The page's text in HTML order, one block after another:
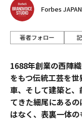
Forbes
著者フォロー
1688年創業の西陣
をもつ伝統工芸を
車、そして建築と
てきた細尾にある
はなく、表裏一体の